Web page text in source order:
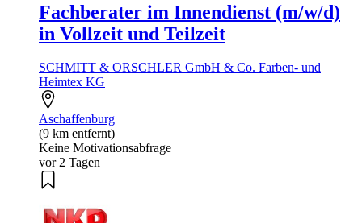
Fachberater im Innendienst (m/w/d)
in Vollzeit und Teilzeit
SCHMITT & ORSCHLER GmbH & Co. Farben- und
Heimtex KG
Aschaffenburg
(9 km entfernt)
Keine Motivationsabfrage
vor 2 Tagen